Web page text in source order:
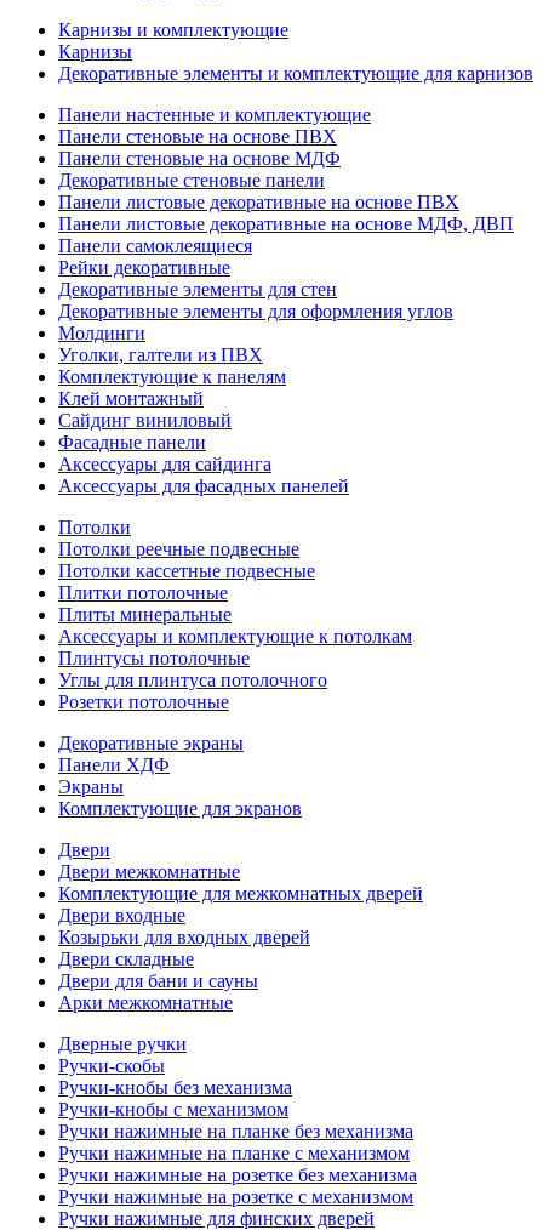
Карнизы и комплектующие
Карнизы
Декоративные элементы и комплектующие для карнизов
Панели настенные и комплектующие
Панели стеновые на основе ПВХ
Панели стеновые на основе МДФ
Декоративные стеновые панели
Панели листовые декоративные на основе ПВХ
Панели листовые декоративные на основе МДФ, ДВП
Панели самоклеящиеся
Рейки декоративные
Декоративные элементы для стен
Декоративные элементы для оформления углов
Молдинги
Уголки, галтели из ПВХ
Комплектующие к панелям
Клей монтажный
Сайдинг виниловый
Фасадные панели
Аксессуары для сайдинга
Аксессуары для фасадных панелей
Потолки
Потолки реечные подвесные
Потолки кассетные подвесные
Плитки потолочные
Плиты минеральные
Аксессуары и комплектующие к потолкам
Плинтусы потолочные
Углы для плинтуса потолочного
Розетки потолочные
Декоративные экраны
Панели ХДФ
Экраны
Комплектующие для экранов
Двери
Двери межкомнатные
Комплектующие для межкомнатных дверей
Двери входные
Козырьки для входных дверей
Двери складные
Двери для бани и сауны
Арки межкомнатные
Дверные ручки
Ручки-скобы
Ручки-кнобы без механизма
Ручки-кнобы с механизмом
Ручки нажимные на планке без механизма
Ручки нажимные на планке с механизмом
Ручки нажимные на розетке без механизма
Ручки нажимные на розетке с механизмом
Ручки нажимные для финских дверей